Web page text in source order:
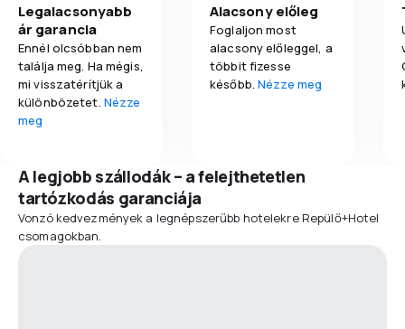
Legalacsonyabb
ár garancia
Ennél olcsóbban nem
találja meg. Ha mégis,
mi visszatérítjük a
különbözetet. Nézze
meg
Alacsony előleg
Foglaljon most
alacsony előleggel, a
többit fizesse
később.Nézze meg
A legjobb szállodák – a felejthetetlen
tartózkodás garanciája
Vonzó kedvezmények a legnépszerűbb hotelekre Repülő+Hotel
csomagokban.